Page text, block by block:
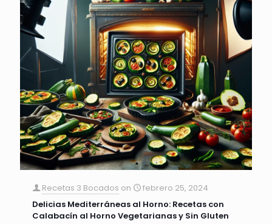
Recetas 3 Bocados on
febrero 25, 2024
Delicias Mediterráneas al Horno: Recetas con
Calabacín al Horno Vegetarianas y Sin Gluten